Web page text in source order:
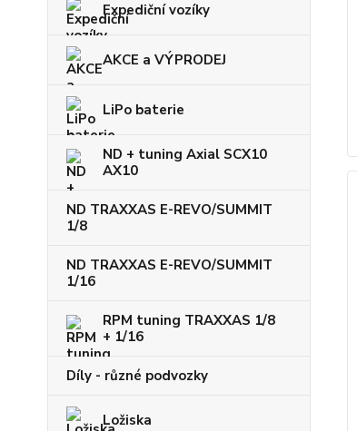
Expediční vozíky
AKCE a VÝPRODEJ
LiPo baterie
ND + tuning Axial SCX10
AX10
ND TRAXXAS E-REVO/SUMMIT
1/8
ND TRAXXAS E-REVO/SUMMIT
1/16
RPM tuning TRAXXAS 1/8
+ 1/16
Díly - různé podvozky
Ložiska